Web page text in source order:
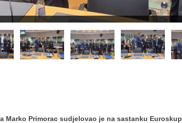
Marko Primorac sudjelovao je na sastanku